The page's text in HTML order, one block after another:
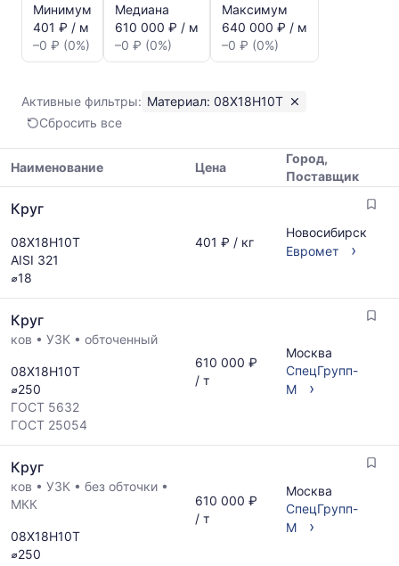
динамика
цен:
Круг
Показаны
минимальная,
медианная
и
максимальная
данным
прайс-
листов
поставщиков
месяц.
Статистика
по
актуальным
предложениям
и
обновляется
по
мере
обновления
листов.
Минимум
401 ₽ / м
–0 ₽ (0%)
Медиана
610 000 ₽ / м
–0 ₽ (0%)
Максимум
640 000 ₽ / м
–0 ₽ (0%)
Активные фильтры: Материал: 08Х18Н10Т
Сбросить все
цен
металлопрокат
указанием
ГОСТ,
размеров
по
запросу
Наименование Цена
Город,
Поставщик
Круг
08Х18Н10Т
AISI 321
⌀18
401 ₽ / кг
Новосибирск
Евромет
›
Круг
ков • УЗК • обточенный
08Х18Н10Т
⌀250
ГОСТ 5632
ГОСТ 25054
610 000 ₽
/ т
Москва
СпецГрупп-
М
›
Круг
ков • УЗК • без обточки •
МКК
08Х18Н10Т
⌀250
610 000 ₽
/ т
Москва
СпецГрупп-
М
›